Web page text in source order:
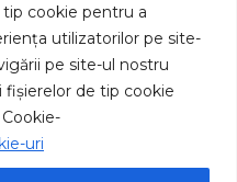
cookie pentru a
utilizatorilor pe site-
pe site-ul nostru
de tip cookie
uri
© 2026